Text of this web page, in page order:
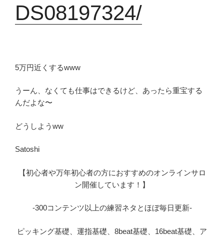
DS08197324/
5万円近くするwww
うーん、なくても仕事はできるけど、あったら重宝する
んだよな〜
どうしようww
Satoshi
【初心者や万年初心者の方におすすめのオンラインサロ
ン開催しています！】
-300コンテンツ以上の練習ネタとほぼ毎日更新-
ピッキング基礎、運指基礎、8beat基礎、16beat基礎、ア